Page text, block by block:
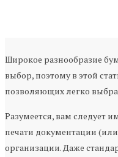
Широкое разнообразие
выбор, поэтому в этой
позволяющих легко
Разумеется, вам следует
печати документации
организации. Даже